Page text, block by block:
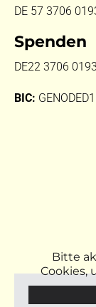
DE 57 3706
Spenden
DE22 3706
BIC:
Bitte
Cookies,